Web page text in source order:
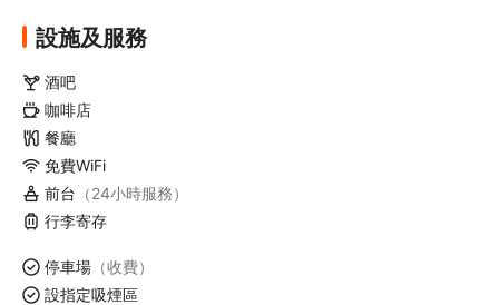
設施及服務
酒吧
咖啡店
餐廳
免費WiFi
前台 （24小時服務）
行李寄存
停車場 （收費）
設指定吸煙區